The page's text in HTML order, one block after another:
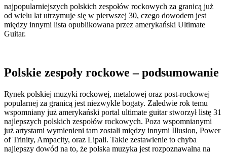
najpopularniejszych polskich zespołów rockowych za granicą już
od wielu lat utrzymuje się w pierwszej 30, czego dowodem jest
między innymi lista opublikowana przez amerykański Ultimate
Guitar.
Polskie zespoły rockowe – podsumowanie
Rynek polskiej muzyki rockowej, metalowej oraz post-rockowej
popularnej za granicą jest niezwykle bogaty. Zaledwie rok temu
wspomniany już amerykański portal ultimate guitar stworzył listę 31
najlepszych polskich zespołów rockowych. Poza wspomnianymi
już artystami wymienieni tam zostali między innymi Illusion, Power
of Trinity, Ampacity, oraz Lipali. Takie zestawienie to chyba
najlepszy dowód na to, że polska muzyka jest rozpoznawalna na